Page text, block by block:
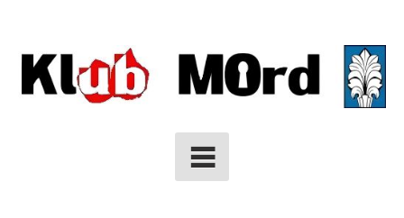
to
content